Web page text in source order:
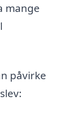
mange
påvirke